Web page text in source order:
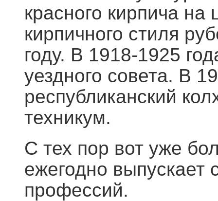
красного кирпича
кирпичного стиля
году. В 1918-1925
уездного совета. В
республиканский
техникум.
С тех пор вот уже
ежегодно выпускает
профессий.